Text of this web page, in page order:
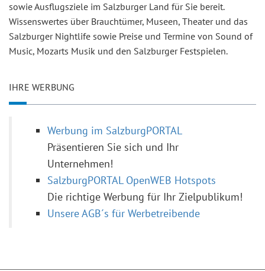
sowie Ausflugsziele im Salzburger Land für Sie bereit.
Wissenswertes über Brauchtümer, Museen, Theater und das
Salzburger Nightlife sowie Preise und Termine von Sound of
Music, Mozarts Musik und den Salzburger Festspielen.
IHRE WERBUNG
Werbung im SalzburgPORTAL
Präsentieren Sie sich und Ihr
Unternehmen!
SalzburgPORTAL OpenWEB Hotspots
Die richtige Werbung für Ihr Zielpublikum!
Unsere AGB´s für Werbetreibende